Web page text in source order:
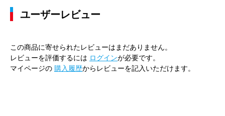
ユーザーレビュー
この商品に寄せられたレビューはまだありません。
レビューを評価するには ログインが必要です。
マイページの 購入履歴からレビューを記入いただけます。